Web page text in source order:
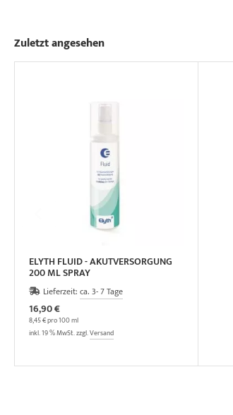
Zuletzt angesehen
ELYTH FLUID - AKUTVERSORGUNG
200 ML SPRAY
Lieferzeit: ca. 3- 7 Tage
16,90 €
8,45 € pro 100 ml
inkl. 19 % MwSt. zzgl.Versand